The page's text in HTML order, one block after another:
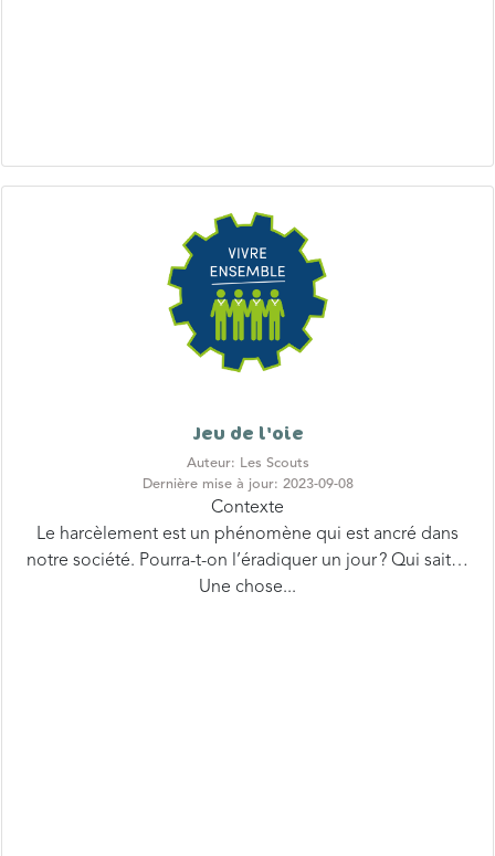
Auteur: Les Scouts
Contexte
Le harcèlement est un phénomène qui est ancré dans
notre société. Pourra-t-on l’éradiquer un jour ? Qui sait…
Une chose...